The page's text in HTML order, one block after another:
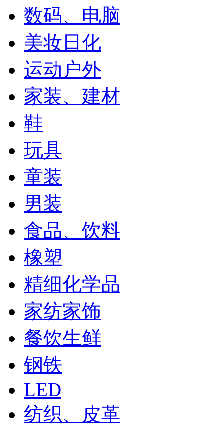
数码、电脑
美妆日化
运动户外
家装、建材
鞋
玩具
童装
男装
食品、饮料
橡塑
精细化学品
家纺家饰
餐饮生鲜
钢铁
LED
纺织、皮革